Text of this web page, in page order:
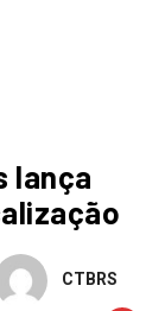
lança
CTBRS